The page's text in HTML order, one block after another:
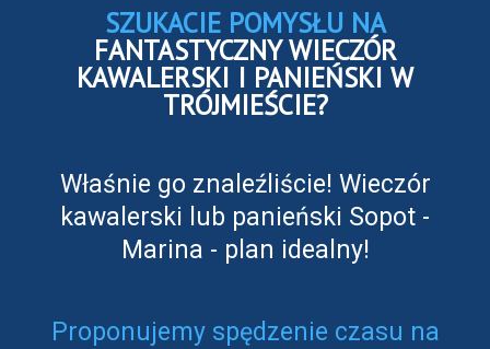
SZUKACIE POMYSŁU NA
FANTASTYCZNY WIECZÓR
KAWALERSKI I PANIEŃSKI W
TRÓJMIEŚCIE?
Właśnie go znaleźliście! Wieczór
kawalerski lub panieński Sopot -
Marina - plan idealny!
Proponujemy spędzenie czasu na